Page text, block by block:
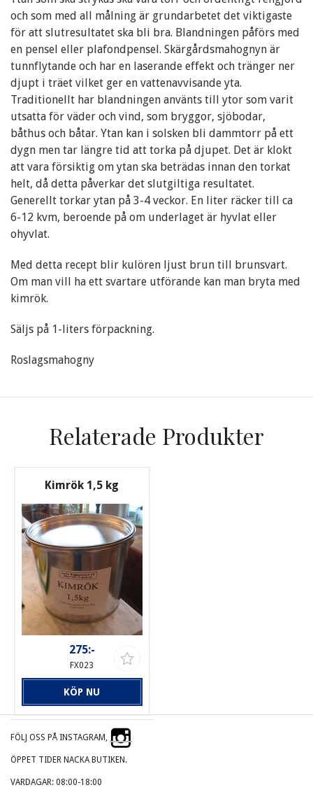
och som med all målning är grundarbetet det viktigaste
för att slutresultatet ska bli bra. Blandningen påförs med
en pensel eller plafondpensel. Skärgårdsmahognyn är
tunnflytande och har en laserande effekt och tränger ner
djupt i träet vilket ger en vattenavvisande yta.
Traditionellt har blandningen använts till ytor som varit
utsatta för väder och vind, som bryggor, sjöbodar,
båthus och båtar. Ytan kan i solsken bli dammtorr på ett
dygn men tar längre tid att torka på djupet. Det är klokt
att vara försiktig om ytan ska beträdas innan den torkat
helt, då detta påverkar det slutgiltiga resultatet.
Generellt torkar ytan på 3-4 veckor. En liter räcker till ca
6-12 kvm, beroende på om underlaget är hyvlat eller
ohyvlat.
Med detta recept blir kulören ljust brun till brunsvart.
Om man vill ha ett svartare utförande kan man bryta med
kimrök.
Säljs på 1-liters förpackning.
Roslagsmahogny
Relaterade Produkter
Kimrök 1,5 kg
275:-
FX023
KÖP NU
FÖLJ OSS PÅ INSTAGRAM,
ÖPPET TIDER NACKA BUTIKEN.
VARDAGAR: 08:00-18:00